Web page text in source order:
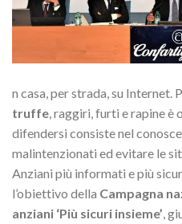
n casa, per strada, su Internet.
truffe , raggiri, furti e rapine è
difendersi consiste nel
malintenzionati ed evitare le
Anziani più informati e più
l’obiettivo della Campagna
anziani ‘Più sicuri insieme’